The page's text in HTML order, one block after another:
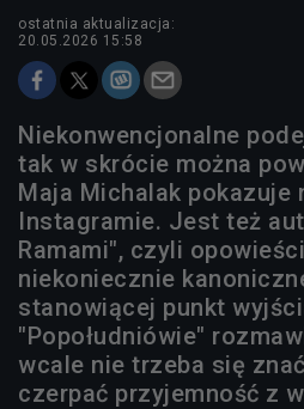
ostatnia aktualizacja:
20.05.2026 15:58
Niekonwencjonalne
tak w skrócie można
Maja Michalak pokazuje
Instagramie. Jest też
Ramami", czyli
niekoniecznie
stanowiącej punkt
"Popołudniówie"
wcale nie trzeba się
czerpać przyjemność z